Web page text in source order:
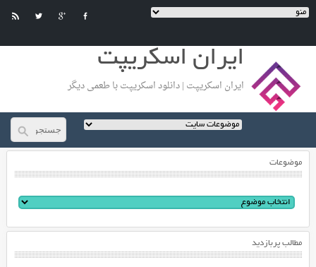
ایران اسکریپت
ایران اسکریپت | دانلود اسکریپت با طعمی دیگر
موضوعات
مطالب پربازدید